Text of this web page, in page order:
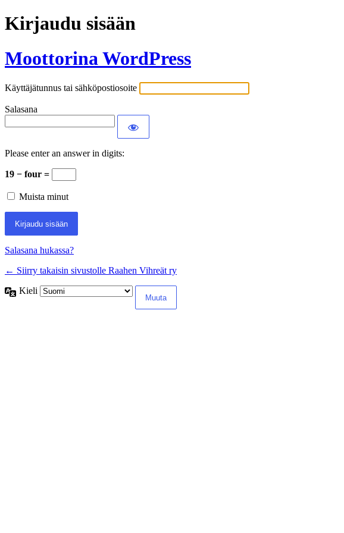
Kirjaudu sisään
Moottorina WordPress
Käyttäjätunnus tai sähköpostiosoite
Salasana
Please enter an answer in digits:
19 − four =
Muista minut
Salasana hukassa?
← Siirry takaisin sivustolle Raahen Vihreät ry
Kieli